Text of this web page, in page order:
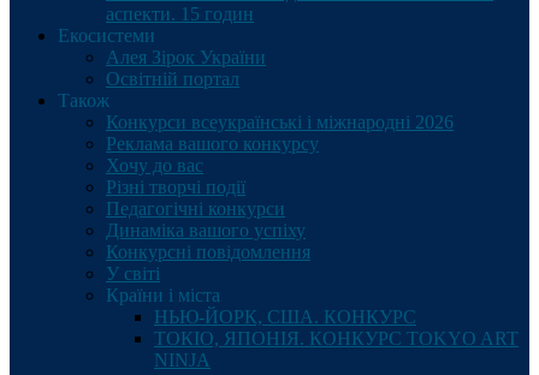
аспекти. 15 годин
Екосистеми
Алея Зірок України
Освітній портал
Також
Конкурси всеукраїнські і міжнародні 2026
Реклама вашого конкурсу
Хочу до вас
Різні творчі події
Педагогічні конкурси
Динаміка вашого успіху
Конкурсні повідомлення
У світі
Країни і міста
НЬЮ-ЙОРК, США. КОНКУРС
ТОКІО, ЯПОНІЯ. КОНКУРС TOKYO ART
NINJA